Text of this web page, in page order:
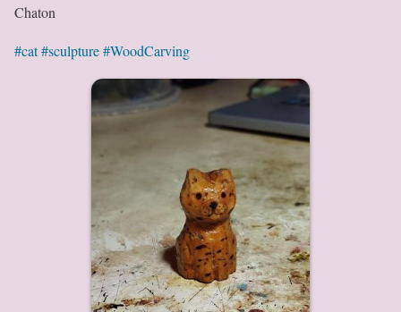
Chaton
#cat#sculpture#WoodCarving